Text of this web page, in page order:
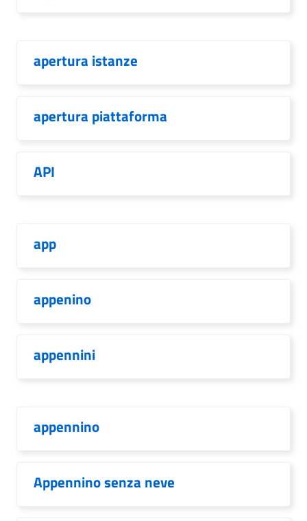
apertura istanze
apertura piattaforma
API
app
appenino
appennini
appennino
Appennino senza neve